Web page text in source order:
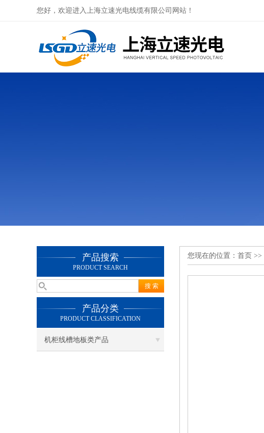
您好，欢迎进入上海立速光电线缆有限公司网站！
产品搜索
PRODUCT SEARCH
产品分类
PRODUCT CLASSIFICATION
机柜线槽地板类产品
您现在的位置： 首页 >>